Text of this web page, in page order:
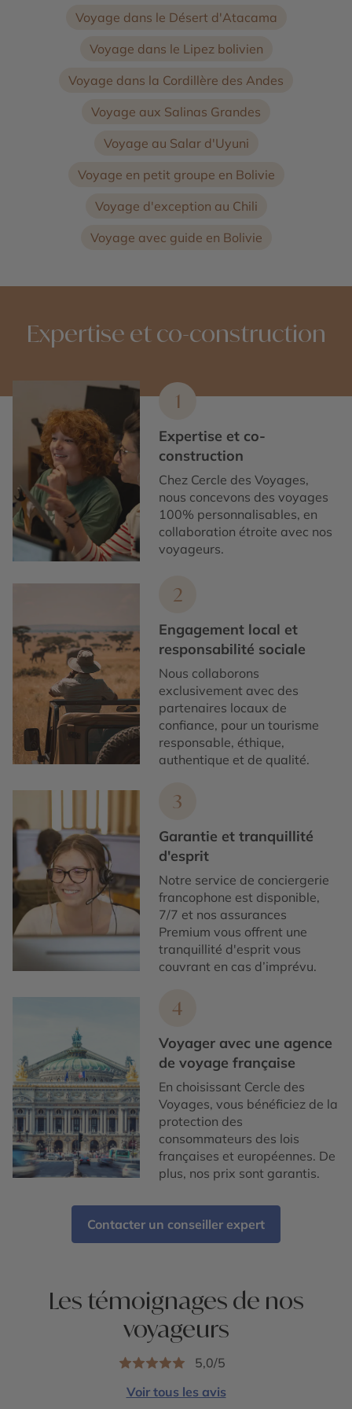
Voyage dans le Désert d'Atacama
Voyage dans le Lipez bolivien
Voyage dans la Cordillère des Andes
Voyage aux Salinas Grandes
Voyage au Salar d'Uyuni
Voyage en petit groupe en Bolivie
Voyage d'exception au Chili
Voyage avec guide en Bolivie
Expertise et co-construction
1
Expertise et co-
construction
Chez Cercle des Voyages,
nous concevons des voyages
100% personnalisables, en
collaboration étroite avec nos
voyageurs.
2
Engagement local et
responsabilité sociale
Nous collaborons
exclusivement avec des
partenaires locaux de
confiance, pour un tourisme
responsable, éthique,
authentique et de qualité.
3
Garantie et tranquillité
d'esprit
Notre service de conciergerie
francophone est disponible,
7/7 et nos assurances
Premium vous offrent une
tranquillité d'esprit vous
couvrant en cas d’imprévu.
4
Voyager avec une agence
de voyage française
En choisissant Cercle des
Voyages, vous bénéficiez de la
protection des
consommateurs des lois
françaises et européennes. De
plus, nos prix sont garantis.
Contacter un conseiller expert
Les témoignages de nos
voyageurs
5,0/5
Voir tous les avis